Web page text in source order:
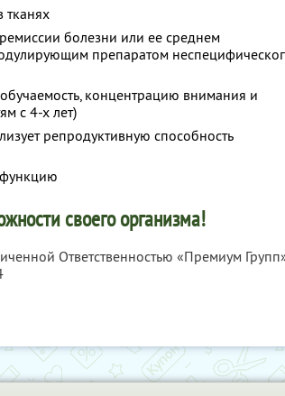
тканях
болезни или ее среднем
препаратом
концентрацию внимания и
с 4-х лет)
репродуктивную способность
своего организма!
Ответственностью «Премиум